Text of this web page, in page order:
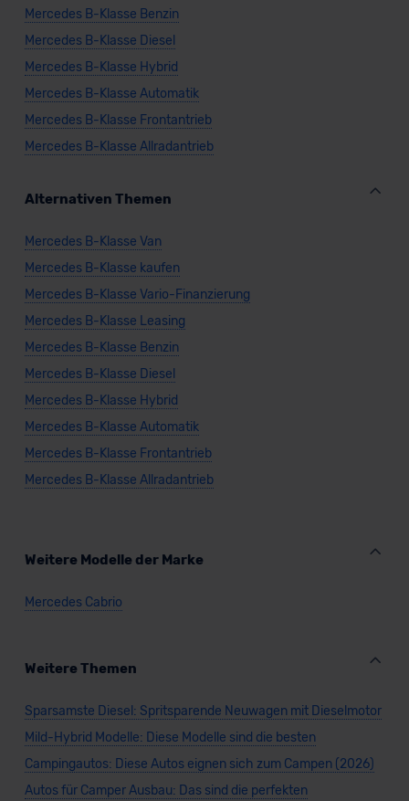
Mercedes B-Klasse Benzin
Mercedes B-Klasse Diesel
Mercedes B-Klasse Hybrid
Mercedes B-Klasse Automatik
Mercedes B-Klasse Frontantrieb
Mercedes B-Klasse Allradantrieb
Alternativen Themen
Mercedes B-Klasse Van
Mercedes B-Klasse kaufen
Mercedes B-Klasse Vario-Finanzierung
Mercedes B-Klasse Leasing
Mercedes B-Klasse Benzin
Mercedes B-Klasse Diesel
Mercedes B-Klasse Hybrid
Mercedes B-Klasse Automatik
Mercedes B-Klasse Frontantrieb
Mercedes B-Klasse Allradantrieb
Weitere Modelle der Marke
Mercedes Cabrio
Weitere Themen
Sparsamste Diesel: Spritsparende Neuwagen mit Dieselmotor
Mild-Hybrid Modelle: Diese Modelle sind die besten
Campingautos: Diese Autos eignen sich zum Campen (2026)
Autos für Camper Ausbau: Das sind die perfekten